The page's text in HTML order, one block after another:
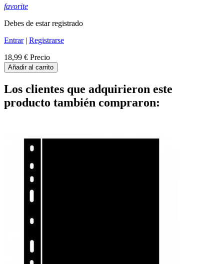
favorite
Debes de estar registrado
Entrar| Registrarse
18,99 € Precio
Añadir al carrito
Los clientes que adquirieron este
producto también compraron: